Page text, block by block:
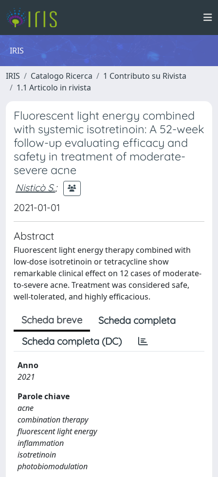
IRIS
IRIS Catalogo Ricerca
1 Contributo su Rivista
1.1 Articolo in rivista
Fluorescent light energy combined
with systemic isotretinoin: A 52-week
follow-up evaluating efficacy and
safety in treatment of moderate-
severe acne
Nisticò S.;
2021-01-01
Abstract
Fluorescent light energy therapy combined with
low-dose isotretinoin or tetracycline show
remarkable clinical effect on 12 cases of moderate-
to-severe acne. Treatment was considered safe,
well-tolerated, and highly efficacious.
Scheda breve
Scheda completa
Scheda completa (DC)
Anno
2021
Parole chiave
acne
combination therapy
fluorescent light energy
inflammation
isotretinoin
photobiomodulation